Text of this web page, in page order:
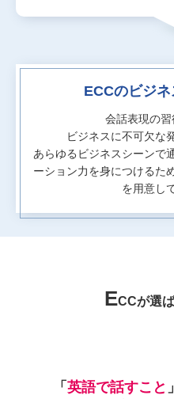
ECCのビジネ
会話表現の習
ビジネスに不可欠な
あらゆるビジネスシーンで
ーション力を身につけるた
を用意し
ECCが選
「英語で話すこと